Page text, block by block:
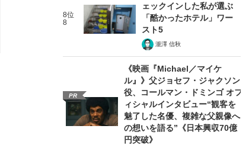
8位
8
ェックインした私が選ぶ
「酷かったホテル」ワー
スト5
瀧澤 信秋
PR
《映画『Michael／マイケ
ル』》父ジョセフ・ジャクソン
役、コールマン・ドミンゴ オフ
ィシャルインタビュー“観客を
魅了した名優、複雑な父親像へ
の想いを語る”《日本興収70億
円突破》